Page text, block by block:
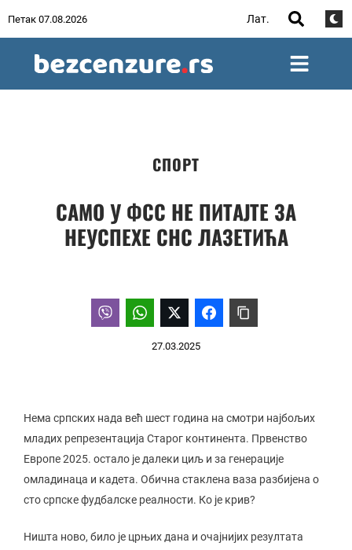
Петак 07.08.2026 Лат.
СПОРТ
САМО У ФСС НЕ ПИТАЈТЕ ЗА
НЕУСПЕХЕ СНС ЛАЗЕТИЋА
27.03.2025
Нема српских нада већ шест година на смотри најбољих
младих репрезентација Старог континента. Првенство
Европе 2025. остало је далеки циљ и за генерације
омладинаца и кадета. Обична стаклена ваза разбијена о
сто српске фудбалске реалности. Ко је крив?
Ништа ново, било је црњих дана и очајнијих резултата